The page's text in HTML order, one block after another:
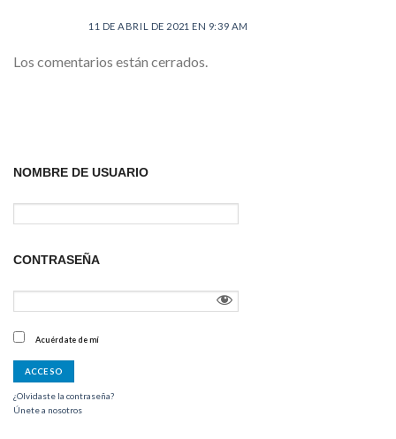
11 DE ABRIL DE 2021 EN 9:39 AM
Los comentarios están cerrados.
NOMBRE DE USUARIO
CONTRASEÑA
Acuérdate de mí
¿Olvidaste la contraseña?
Únete a nosotros